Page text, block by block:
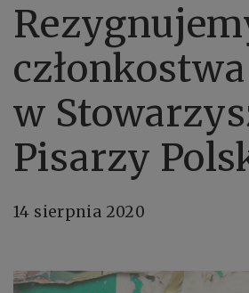
członkostwa
w
Pisarzy
14 sierpnia 2020